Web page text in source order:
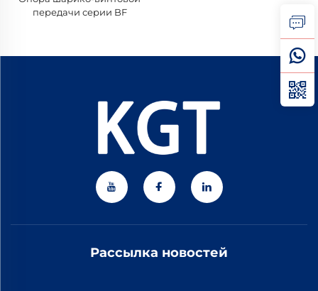
передачи серии BF
Рассылка новостей